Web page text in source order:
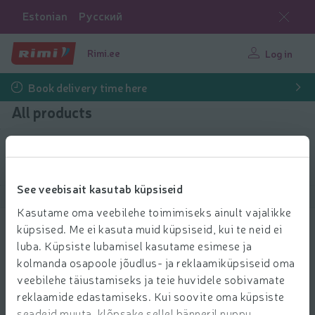
See veebisait kasutab küpsiseid
Kasutame oma veebilehe toimimiseks ainult vajalikke
küpsised. Me ei kasuta muid küpsiseid, kui te neid ei
luba. Küpsiste lubamisel kasutame esimese ja
kolmanda osapoole jõudlus- ja reklaamiküpsiseid oma
veebilehe täiustamiseks ja teie huvidele sobivamate
reklaamide edastamiseks. Kui soovite oma küpsiste
Estonian Русский
Rimi.ee Log in
Book delivery time here
All products
Filter products
Show products
Juuksepasta Got2B beach boy super
100ml
10.99 € per pcs.
1099
€/pcs.Price per unit: 109,90 €/l
109,90 €/l
Add to cart Add to